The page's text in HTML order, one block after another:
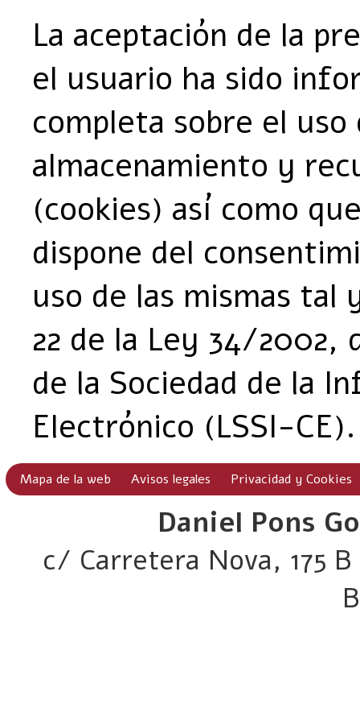
La aceptación de la
el usuario ha sido
completa sobre el
almacenamiento y
(cookies) así como
dispone del
uso de las mismas
22 de la Ley 34/2002,
de la Sociedad de la
Electrónico (LSSI-CE).
Mapa de la web Avisos legales Privacidad y Cookies
Daniel Pons
c/ Carretera Nova, 175